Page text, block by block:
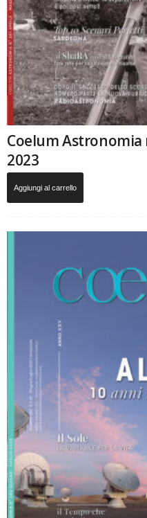
Coelum Astronomia
2023
Aggiungi al carrello